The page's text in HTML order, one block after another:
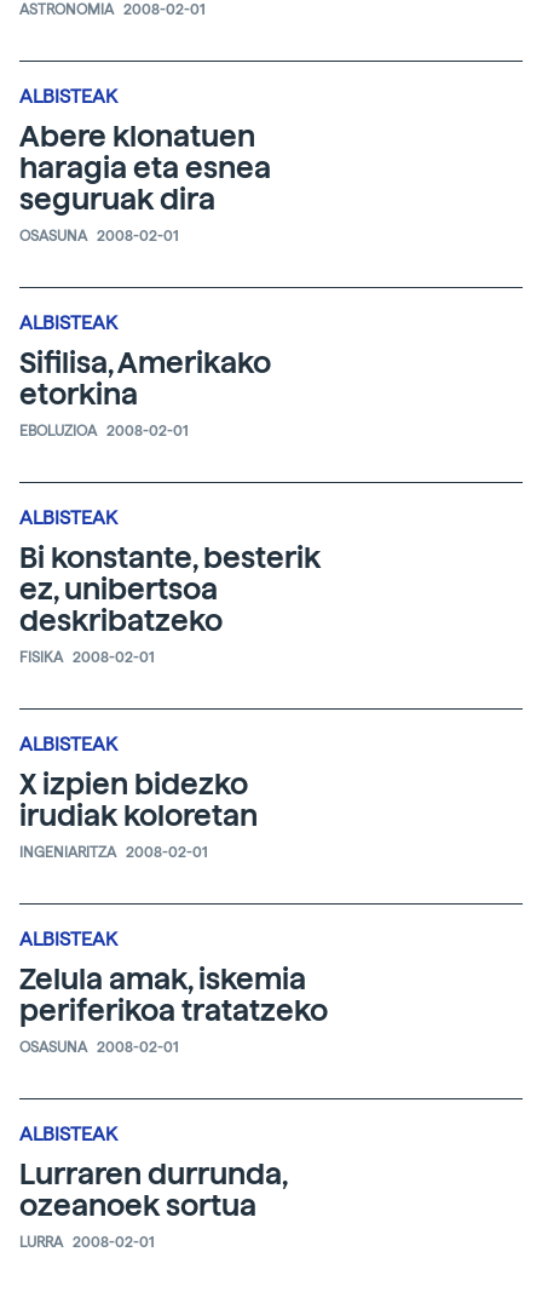
ASTRONOMIA 2008-02-01
ALBISTEAK
Abere klonatuen
haragia eta esnea
seguruak dira
OSASUNA 2008-02-01
ALBISTEAK
Sifilisa, Amerikako
etorkina
EBOLUZIOA 2008-02-01
ALBISTEAK
Bi konstante, besterik
ez, unibertsoa
deskribatzeko
FISIKA 2008-02-01
ALBISTEAK
X izpien bidezko
irudiak koloretan
INGENIARITZA 2008-02-01
ALBISTEAK
Zelula amak, iskemia
periferikoa tratatzeko
OSASUNA 2008-02-01
ALBISTEAK
Lurraren durrunda,
ozeanoek sortua
LURRA 2008-02-01